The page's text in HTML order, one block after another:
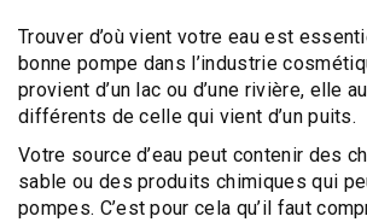
Trouver d’où vient votre eau est
bonne pompe dans l’industrie
provient d’un lac ou d’une rivière, elle
différents de celle qui vient d’un puits.
Votre source d’eau peut contenir des
sable ou des produits chimiques qui
pompes. C’est pour cela qu’il faut